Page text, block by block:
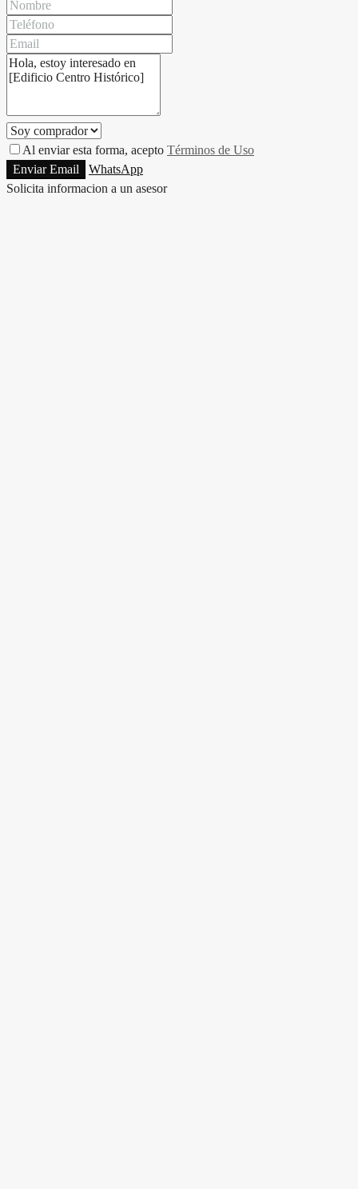
Al enviar esta forma, acepto Términos de Uso
Enviar Email
WhatsApp
Solicita informacion a un asesor